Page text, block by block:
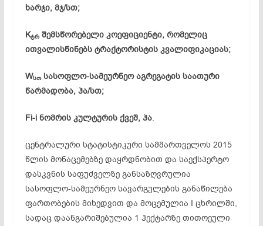
ხარჯი, მჯ/სთ;
Kტრშემსწორებელი კოეფიციენტი, რომელიც
ითვალისწინებს ტრაქტორისტის კვალიფიკაციას;
Wსთსასოფლო-სამეურნეო აგრეგატის საათური
წარმადობა, ჰა/სთ;
Fi-i ნომრის კულტურის ქვეშ, ჰა.
ცენტრალური სტატისტიკური სამმართველოს 2015
წლის მონაცემებზე დაყრდნობით და საექსპერტო
დასკვნის საფუძველზე განსაზღვრულია
სასოფლო-სამეურნეო სავარგულების განაწილება
ფართობების მიხედვით და მოცემულია I ცხრილში,
სადაც დაანგარიშებულია 1 ჰექტარზე თითოეული